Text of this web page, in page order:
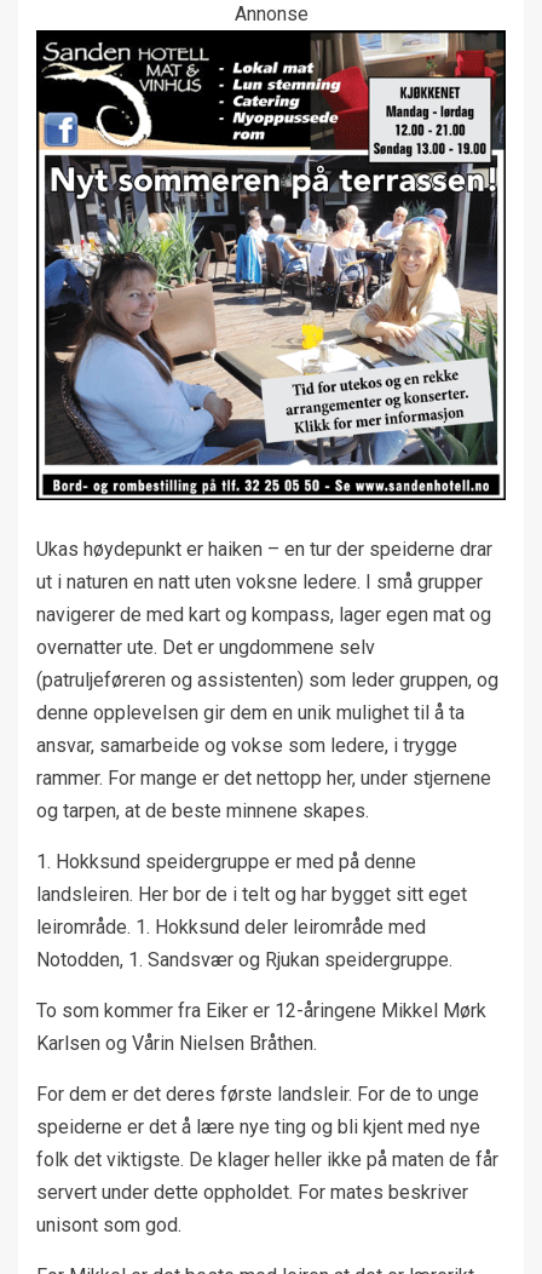
Annonse
Ukas høydepunkt er haiken – en tur der speiderne drar
ut i naturen en natt uten voksne ledere. I små grupper
navigerer de med kart og kompass, lager egen mat og
overnatter ute. Det er ungdommene selv
(patruljeføreren og assistenten) som leder gruppen, og
denne opplevelsen gir dem en unik mulighet til å ta
ansvar, samarbeide og vokse som ledere, i trygge
rammer. For mange er det nettopp her, under stjernene
og tarpen, at de beste minnene skapes.
1. Hokksund speidergruppe er med på denne
landsleiren. Her bor de i telt og har bygget sitt eget
leirområde. 1. Hokksund deler leirområde med
Notodden, 1. Sandsvær og Rjukan speidergruppe.
To som kommer fra Eiker er 12-åringene Mikkel Mørk
Karlsen og Vårin Nielsen Bråthen.
For dem er det deres første landsleir. For de to unge
speiderne er det å lære nye ting og bli kjent med nye
folk det viktigste. De klager heller ikke på maten de får
servert under dette oppholdet. For mates beskriver
unisont som god.